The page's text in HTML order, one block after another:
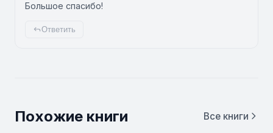
Большое спасибо!
Ответить
Похожие книги Все книги